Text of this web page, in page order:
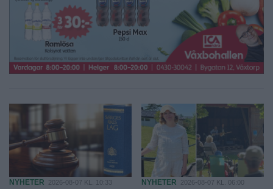
NYHETER 2026-08-07 KL. 10:33 NYHETER 2026-08-07 KL. 06:00